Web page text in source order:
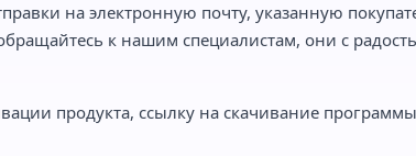
на электронную почту, указанную
к нашим специалистам, они с
продукта, ссылку на скачивание